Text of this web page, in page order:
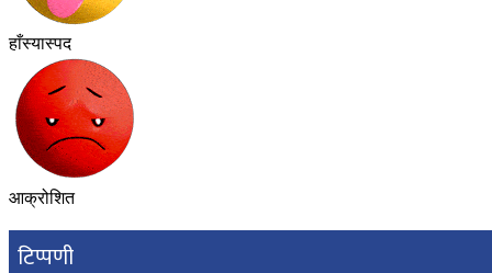
हाँस्यास्पद
आक्रोशित
टिप्पणी